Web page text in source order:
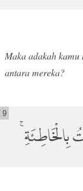
Maka adakah
antara mereka?
9